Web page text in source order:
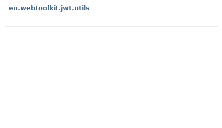
eu.webtoolkit.jwt.utils